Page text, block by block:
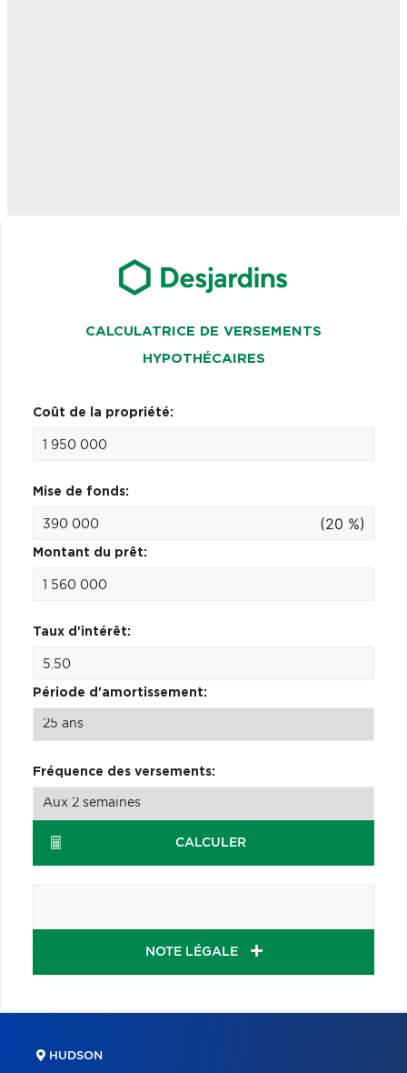
CALCULATRICE DE VERSEMENTS
HYPOTHÉCAIRES
Coût de la propriété:
Mise de fonds:
(20 %)
Montant du prêt:
Taux d'intérêt:
Période d'amortissement:
Fréquence des versements:
CALCULER
NOTE LÉGALE
HUDSON